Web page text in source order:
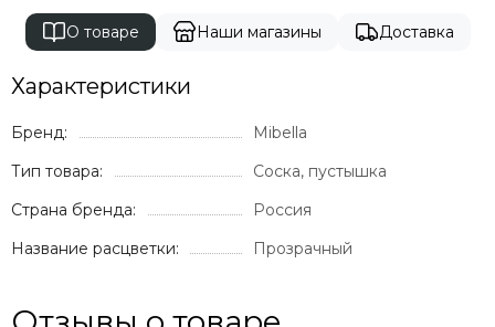
О товаре Наши магазины Доставка
Характеристики
Бренд:
Mibella
Тип товара:
Соска, пустышка
Страна бренда:
Россия
Название расцветки:
Прозрачный